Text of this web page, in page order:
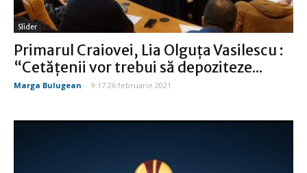
Slider
Primarul Craiovei, Lia Olguța Vasilescu :
“Cetățenii vor trebui să depoziteze...
Marga Bulugean - 9:17 26 februarie 2021